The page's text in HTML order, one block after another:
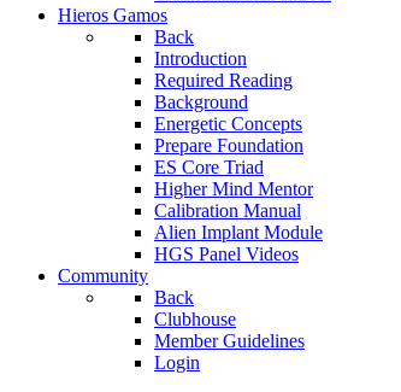
Hieros Gamos
Back
Introduction
Required Reading
Background
Energetic Concepts
Prepare Foundation
ES Core Triad
Higher Mind Mentor
Calibration Manual
Alien Implant Module
HGS Panel Videos
Community
Back
Clubhouse
Member Guidelines
Login